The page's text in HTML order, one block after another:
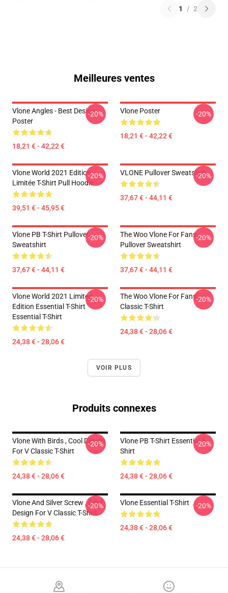
1 / 2
Meilleures ventes
Vlone Angles - Best Design
Poster
18,21 € - 42,22 €
-20% Vlone Poster
18,21 € - 42,22 €
-20%
Vlone World 2021 Edition
Limitée T-Shirt Pull Hoodie
39,51 € - 45,95 €
-20% VLONE Pullover Sweatshirt
37,67 € - 44,11 €
-20%
Vlone PB T-Shirt Pullover
Sweatshirt
37,67 € - 44,11 €
-20%
The Woo Vlone For Fans
Pullover Sweatshirt
37,67 € - 44,11 €
-20%
Vlone World 2021 Limited
Edition Essential T-Shirt
Essential T-Shirt
24,38 € - 28,06 €
-20%
The Woo Vlone For Fans
Classic T-Shirt
24,38 € - 28,06 €
-20%
VOIR PLUS
Produits connexes
Vlone With Birds , Cool Design
For V Classic T-Shirt
24,38 € - 28,06 €
-20%
Vlone PB T-Shirt Essential T-
Shirt
24,38 € - 28,06 €
-20%
Vlone And Silver Screw , Cool
Design For V Classic T-Shirt
24,38 € - 28,06 €
-20% Vlone Essential T-Shirt
24,38 € - 28,06 €
-20%